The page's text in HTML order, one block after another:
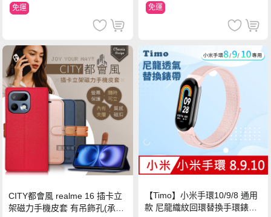
免運 免運
CITY都會風 realme 16 插卡立
架磁力手機皮套 有吊飾孔(承諾
【Timo】小米手環10/9/8 通用
款 尼龍織紋回環替換手環錶帶-